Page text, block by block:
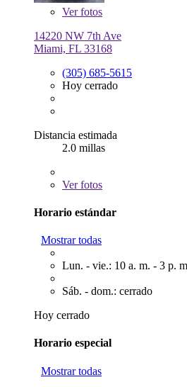
Verfotos
14220 NW 7th Ave
Miami, FL 33168
(305) 685-5615
Hoy cerrado
Distancia estimada
2.0 millas
Verfotos
Horario estándar
Mostrar todas
Lun. - vie.: 10 a. m. - 3 p.
Sáb. - dom.: cerrado
Hoy cerrado
Horario especial
Mostrar todas